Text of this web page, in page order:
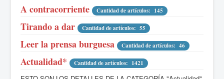
A contracorriente
Cantidad de artículos: 145
Tirando a dar Cantidad de artículos: 55
Leer la prensa burguesa Cantidad de artículos: 46
Actualidad* Cantidad de artículos: 1421